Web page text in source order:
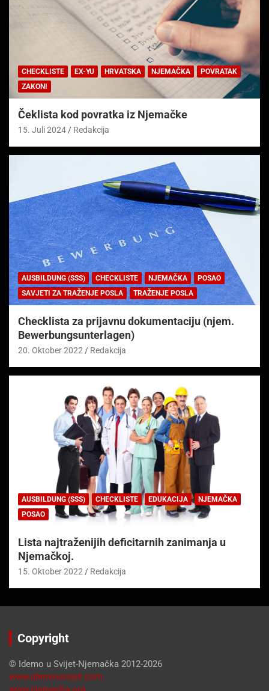
CHECKLISTE EX-YU HRVATSKA NJEMAČKA
POVRATAK
ZAKONI
Čeklista kod povratka iz Njemačke
15. Juli 2024 Redakcija
AUSBILDUNG (SSS) CHECKLISTE NJEMAČKA
POSAO
SAVJETI ZA TRAŽENJE POSLA
TRAŽENJE POSLA
Checklista za prijavnu dokumentaciju (njem.
Bewerbungsunterlagen)
20. Oktober 2022 Redakcija
AUSBILDUNG (SSS) CHECKLISTE EDUKACIJA
NJEMAČKA
POSAO
Lista najtraženijih deficitarnih zanimanja u
Njemačkoj.
15. Oktober 2022 Redakcija
Copyright
© Idemo u Svijet-Njemačka 2012-2026
www.idemousvijet.com